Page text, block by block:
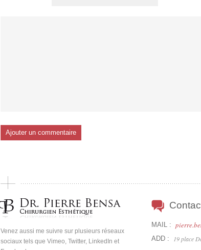
Venez aussi me suivre sur plusieurs réseaux
sociaux tels que Vimeo, Twitter, LinkedIn et
MAIL :
ADD :
19 place